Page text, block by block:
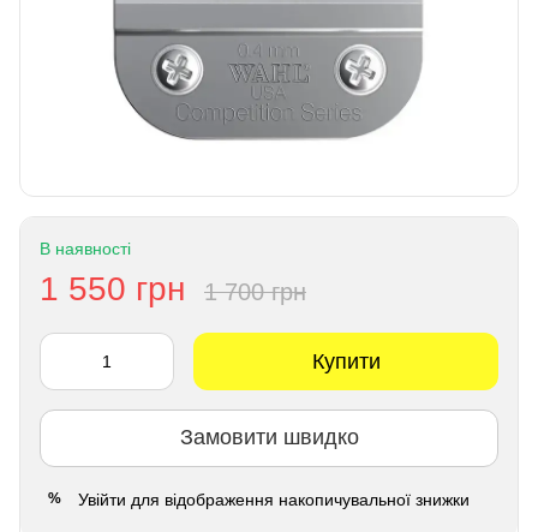
В наявності
1 550 грн 1 700 грн
Купити
Замовити швидко
% Увійти для відображення накопичувальної знижки